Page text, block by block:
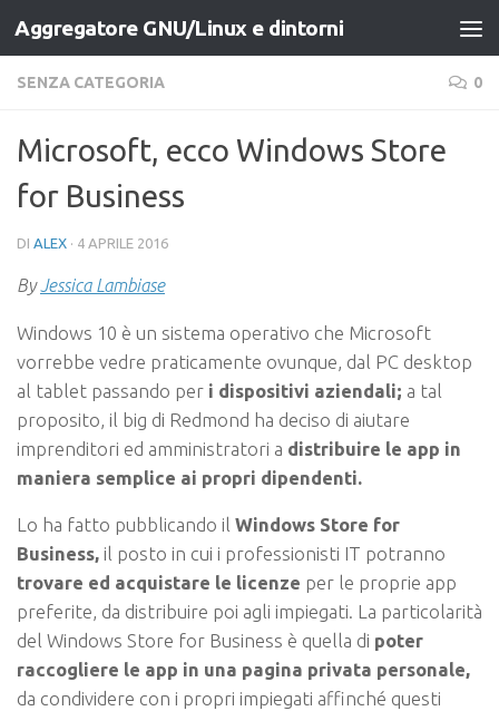
Salta al contenuto
Aggregatore GNU/Linux e dintorni
SENZA CATEGORIA 0
Microsoft, ecco Windows Store
for Business
DI ALEX · 4 APRILE 2016
ByJessica Lambiase
Windows 10 è un sistema operativo che Microsoft
vorrebbe vedre praticamente ovunque, dal PC desktop
al tablet passando per i dispositivi aziendali; a tal
proposito, il big di Redmond ha deciso di aiutare
imprenditori ed amministratori a distribuire le app in
maniera semplice ai propri dipendenti.
Lo ha fatto pubblicando il Windows Store for
Business, il posto in cui i professionisti IT potranno
trovare ed acquistare le licenze per le proprie app
preferite, da distribuire poi agli impiegati. La particolarità
del Windows Store for Business è quella di poter
raccogliere le app in una pagina privata personale,
da condividere con i propri impiegati affinché questi